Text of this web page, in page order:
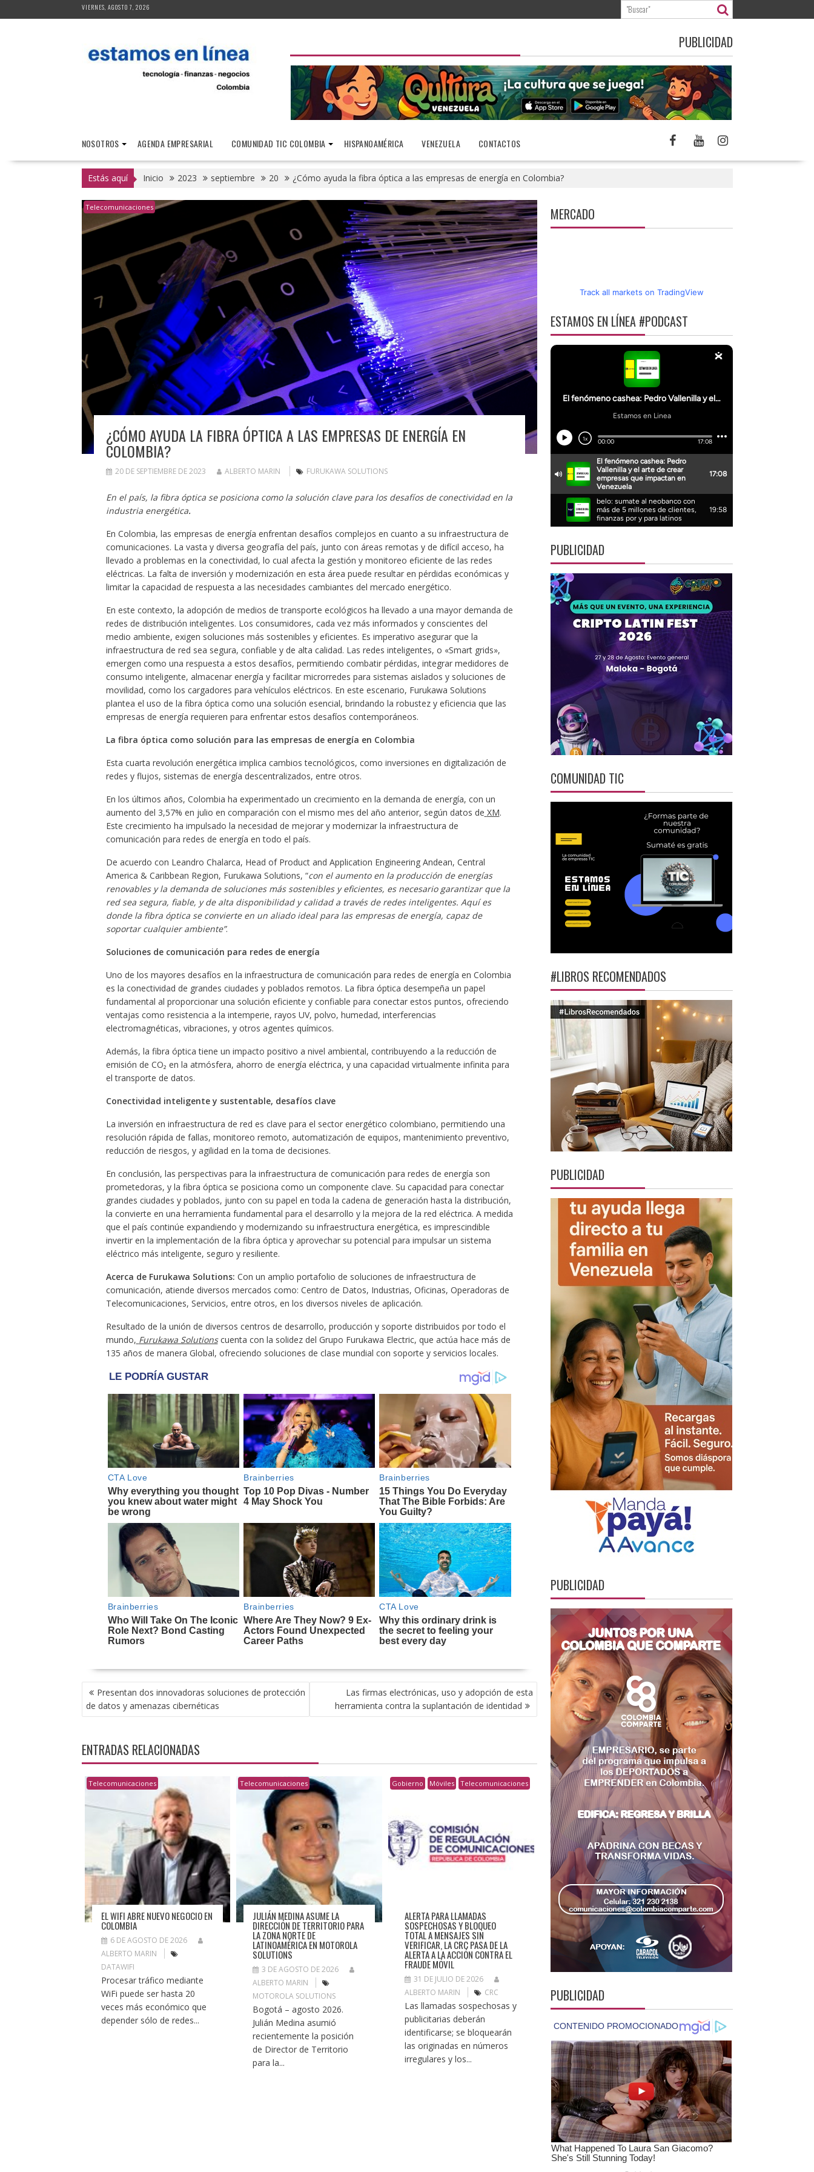
al
VIERNES, AGOSTO 7, 2026
PUBLICIDAD
NOSOTROS AGENDA EMPRESARIAL COMUNIDAD TIC COLOMBIA HISPANOAMÉRICA VENEZUELA CONTACTOS
Estás aquí Inicio 2023 septiembre 20 ¿Cómo ayuda la fibra óptica a las empresas de energía en Colombia?
Telecomunicaciones
¿CÓMO AYUDA LA FIBRA ÓPTICA A LAS EMPRESAS DE ENERGÍA EN
COLOMBIA?
20 DE SEPTIEMBRE DE 2023 ALBERTO MARIN FURUKAWA SOLUTIONS
En el país, la fibra óptica se posiciona como la solución clave para los desafíos de conectividad en la
industria energética.
En Colombia, las empresas de energía enfrentan desafíos complejos en cuanto a su infraestructura de
comunicaciones. La vasta y diversa geografía del país, junto con áreas remotas y de difícil acceso, ha
llevado a problemas en la conectividad, lo cual afecta la gestión y monitoreo eficiente de las redes
eléctricas. La falta de inversión y modernización en esta área puede resultar en pérdidas económicas y
limitar la capacidad de respuesta a las necesidades cambiantes del mercado energético.
En este contexto, la adopción de medios de transporte ecológicos ha llevado a una mayor demanda de
redes de distribución inteligentes. Los consumidores, cada vez más informados y conscientes del
medio ambiente, exigen soluciones más sostenibles y eficientes. Es imperativo asegurar que la
infraestructura de red sea segura, confiable y de alta calidad. Las redes inteligentes, o «Smart grids»,
emergen como una respuesta a estos desafíos, permitiendo combatir pérdidas, integrar medidores de
consumo inteligente, almacenar energía y facilitar microrredes para sistemas aislados y soluciones de
movilidad, como los cargadores para vehículos eléctricos. En este escenario, Furukawa Solutions
plantea el uso de la fibra óptica como una solución esencial, brindando la robustez y eficiencia que las
empresas de energía requieren para enfrentar estos desafíos contemporáneos.
La fibra óptica como solución para las empresas de energía en Colombia
Esta cuarta revolución energética implica cambios tecnológicos, como inversiones en digitalización de
redes y flujos, sistemas de energía descentralizados, entre otros.
En los últimos años, Colombia ha experimentado un crecimiento en la demanda de energía, con un
aumento del 3,57% en julio en comparación con el mismo mes del año anterior, según datos de XM.
Este crecimiento ha impulsado la necesidad de mejorar y modernizar la infraestructura de
comunicación para redes de energía en todo el país.
De acuerdo con Leandro Chalarca, Head of Product and Application Engineering Andean, Central
America & Caribbean Region, Furukawa Solutions, “con el aumento en la producción de energías
renovables y la demanda de soluciones más sostenibles y eficientes, es necesario garantizar que la
red sea segura, fiable, y de alta disponibilidad y calidad a través de redes inteligentes. Aquí es
donde la fibra óptica se convierte en un aliado ideal para las empresas de energía, capaz de
soportar cualquier ambiente”.
Soluciones de comunicación para redes de energía
Uno de los mayores desafíos en la infraestructura de comunicación para redes de energía en Colombia
es la conectividad de grandes ciudades y poblados remotos. La fibra óptica desempeña un papel
fundamental al proporcionar una solución eficiente y confiable para conectar estos puntos, ofreciendo
ventajas como resistencia a la intemperie, rayos UV, polvo, humedad, interferencias
electromagnéticas, vibraciones, y otros agentes químicos.
Además, la fibra óptica tiene un impacto positivo a nivel ambiental, contribuyendo a la reducción de
emisión de CO₂ en la atmósfera, ahorro de energía eléctrica, y una capacidad virtualmente infinita para
el transporte de datos.
Conectividad inteligente y sustentable, desafíos clave
La inversión en infraestructura de red es clave para el sector energético colombiano, permitiendo una
resolución rápida de fallas, monitoreo remoto, automatización de equipos, mantenimiento preventivo,
reducción de riesgos, y agilidad en la toma de decisiones.
En conclusión, las perspectivas para la infraestructura de comunicación para redes de energía son
prometedoras, y la fibra óptica se posiciona como un componente clave. Su capacidad para conectar
grandes ciudades y poblados, junto con su papel en toda la cadena de generación hasta la distribución,
la convierte en una herramienta fundamental para el desarrollo y la mejora de la red eléctrica. A medida
que el país continúe expandiendo y modernizando su infraestructura energética, es imprescindible
invertir en la implementación de la fibra óptica y aprovechar su potencial para impulsar un sistema
eléctrico más inteligente, seguro y resiliente.
Acerca de Furukawa Solutions: Con un amplio portafolio de soluciones de infraestructura de
comunicación, atiende diversos mercados como: Centro de Datos, Industrias, Oficinas, Operadoras de
Telecomunicaciones, Servicios, entre otros, en los diversos niveles de aplicación.
Resultado de la unión de diversos centros de desarrollo, producción y soporte distribuidos por todo el
mundo, Furukawa Solutionscuenta con la solidez del Grupo Furukawa Electric, que actúa hace más de
135 años de manera Global, ofreciendo soluciones de clase mundial con soporte y servicios locales.
NAVEGACIÓN
DE
ENTRADAS
Presentan dos innovadoras soluciones de protección
de datos y amenazas cibernéticas
Las firmas electrónicas, uso y adopción de esta
herramienta contra la suplantación de identidad
ENTRADAS RELACIONADAS
Telecomunicaciones
EL WIFI ABRE NUEVO NEGOCIO EN
COLOMBIA
6 DE AGOSTO DE 2026
ALBERTO MARIN
DATAWIFI
Procesar tráfico mediante
WiFi puede ser hasta 20
veces más económico que
depender sólo de redes...
Telecomunicaciones
JULIÁN MEDINA ASUME LA
DIRECCIÓN DE TERRITORIO PARA
LA ZONA NORTE DE
LATINOAMÉRICA EN MOTOROLA
SOLUTIONS
3 DE AGOSTO DE 2026
ALBERTO MARIN
MOTOROLA SOLUTIONS
Bogotá – agosto 2026.
Julián Medina asumió
recientemente la posición
de Director de Territorio
para la...
Gobierno Móviles Telecomunicaciones
ALERTA PARA LLAMADAS
SOSPECHOSAS Y BLOQUEO
TOTAL A MENSAJES SIN
VERIFICAR, LA CRC PASA DE LA
ALERTA A LA ACCIÓN CONTRA EL
FRAUDE MÓVIL
31 DE JULIO DE 2026
ALBERTO MARIN
CRC
Las llamadas sospechosas y
publicitarias deberán
identificarse; se bloquearán
las originadas en números
irregulares y los...
MERCADO
Track all markets on TradingView
ESTAMOS EN LÍNEA #PODCAST
PUBLICIDAD
COMUNIDAD TIC
#LIBROS RECOMENDADOS
PUBLICIDAD
PUBLICIDAD
PUBLICIDAD